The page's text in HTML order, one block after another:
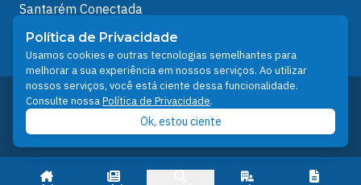
Santarém Conectada
Política de Privacidade
People illustrations by Storyset
Desenvolvido pelo Núcleo Técnico de Gestão de
Tecnologia da Informação - NTI
Prefeitura de Santarém © 2026
Política de Privacidade
Usamos cookies e outras tecnologias semelhantes para
melhorar a sua experiência em nossos serviços. Ao utilizar
nossos serviços, você está ciente dessa funcionalidade.
Consulte nossaPolítica de Privacidade.
Ok, estou ciente